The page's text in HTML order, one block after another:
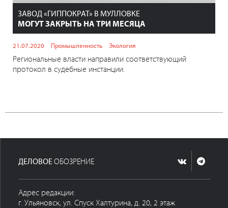
ЗАВОД «ГИППОКРАТ» В МУЛЛОВКЕ
МОГУТ ЗАКРЫТЬ НА ТРИ МЕСЯЦА
21.07.2020 Промышленность Экология
Региональные власти направили соответствующий
протокол в судебные инстанции.
ДЕЛОВОЕ ОБОЗРЕНИЕ
Адрес редакции:
г. Ульяновск, ул. Спуск Халтурина, д. 20, 2 этаж